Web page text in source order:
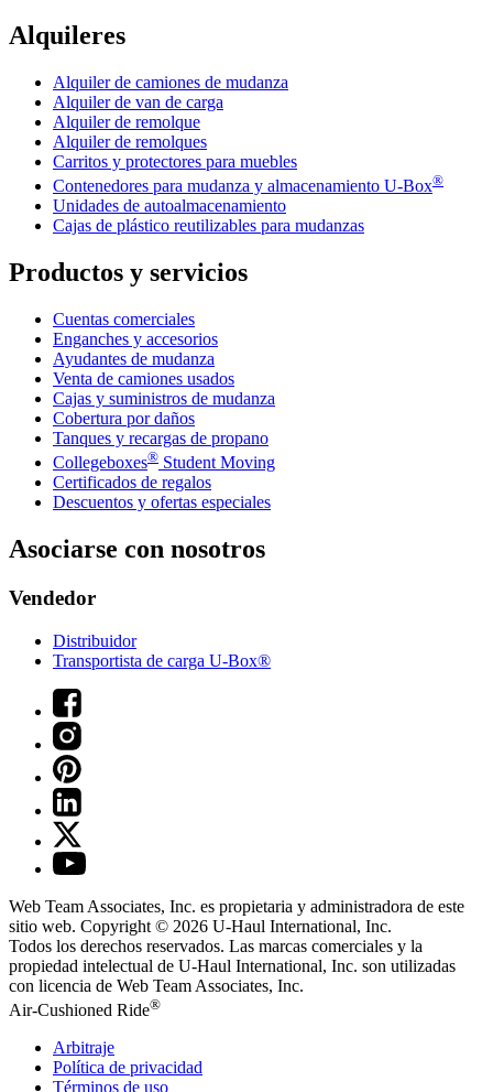
Alquileres
Alquiler de camiones de mudanza
Alquiler de van de carga
Alquiler de remolque
Alquiler de remolques
Carritos y protectores para muebles
Contenedores para mudanza y almacenamiento U-Box®
Unidades de autoalmacenamiento
Cajas de plástico reutilizables para mudanzas
Productos y servicios
Cuentas comerciales
Enganches y accesorios
Ayudantes de mudanza
Venta de camiones usados
Cajas y suministros de mudanza
Cobertura por daños
Tanques y recargas de propano
Collegeboxes® Student Moving
Certificados de regalos
Descuentos y ofertas especiales
Asociarse con nosotros
Vendedor
Distribuidor
Transportista de carga U-Box®
Web Team Associates, Inc. es propietaria y administradora de este
sitio web. Copyright © 2026 U-Haul International, Inc.
Todos los derechos reservados. Las marcas comerciales y la
propiedad intelectual de U-Haul International, Inc. son utilizadas
con licencia de Web Team Associates, Inc.
Air-Cushioned Ride®
Arbitraje
Política de privacidad
Términos de uso